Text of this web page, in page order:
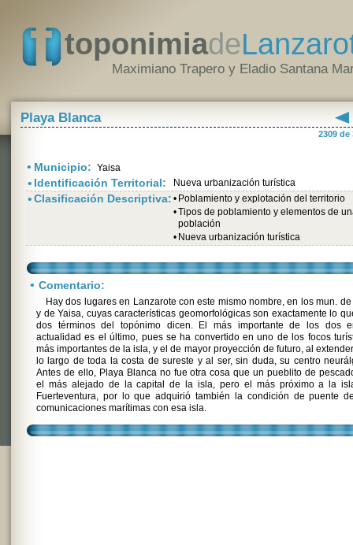
toponimiade
Maximiano Trapero y Eladio Santana
Playa Blanca
2309 de
• Municipio: Yaisa
• Identificación Territorial: Nueva urbanización turística
•Clasificación Descriptiva: • Poblamiento y explotación del territorio
•Tipos de poblamiento y elementos de
población
• Nueva urbanización turística
• Comentario:
Hay dos lugares en Lanzarote con este mismo nombre, en los mun. de
y de Yaisa, cuyas características geomorfológicas son exactamente lo
dos términos del topónimo dicen. El más importante de los dos
actualidad es el último, pues se ha convertido en uno de los focos
más importantes de la isla, y el de mayor proyección de futuro, al
lo largo de toda la costa de sureste y al ser, sin duda, su centro
Antes de ello, Playa Blanca no fue otra cosa que un pueblito de
el más alejado de la capital de la isla, pero el más próximo a la
Fuerteventura, por lo que adquirió también la condición de puente
comunicaciones marítimas con esa isla.